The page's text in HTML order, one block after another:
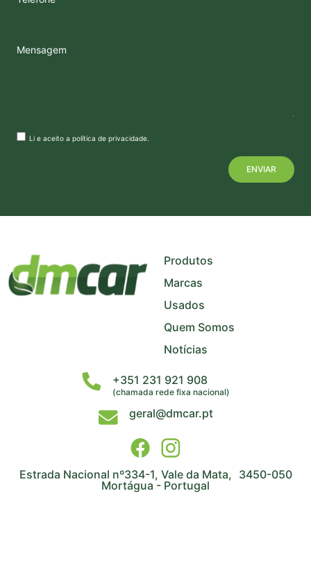
Mensagem
Li e aceito a política de privacidade
Produtos
Marcas
Usados
Quem Somos
Notícias
+351 231 921 908
(chamada rede fixa nacional)
geral@dmcar.pt
Estrada Nacional nº334-1, Vale da Mata, 3450-050
Mortágua - Portugal